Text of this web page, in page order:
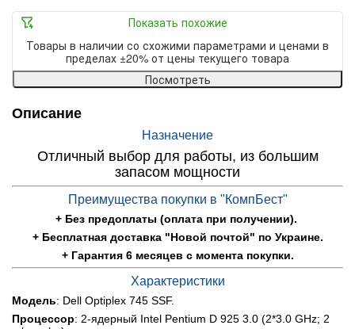
Показать похожие
Товары в наличии со схожими параметрами и ценами в
пределах ±20% от цены текущего товара
Посмотреть
Описание
Назначение
Отличный выбор для работы, из большим
запасом мощности
Преимущества покупки в "КомпБест"
+ Без предоплаты (оплата при получении).
+ Бесплатная доставка "Новой почтой" по Украине.
+ Гарантия 6 месяцев с момента покупки.
Характеристики
Модель: Dell Optiplex 745 SSF.
Процессор: 2-ядерный Intel Pentium D 925 3.0 (2*3.0 GHz; 2